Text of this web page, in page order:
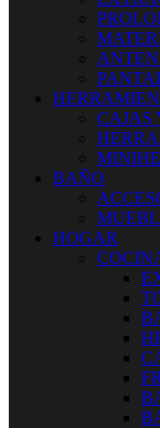
CAJAS
BAÑO
HOGAR